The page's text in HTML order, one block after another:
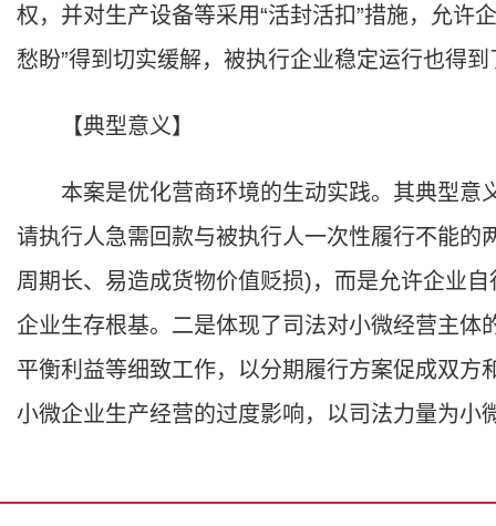
权，并对生产设备等采用“活封活扣”措施，允许
愁盼”得到切实缓解，被执行企业稳定运行也得
【典型意义】
本案是优化营商环境的生动实践。其典型意
请执行人急需回款与被执行人一次性履行不能
周期长、易造成货物价值贬损)，而是允许企业
企业生存根基。二是体现了司法对小微经营主
平衡利益等细致工作，以分期履行方案促成双
小微企业生产经营的过度影响，以司法力量为小